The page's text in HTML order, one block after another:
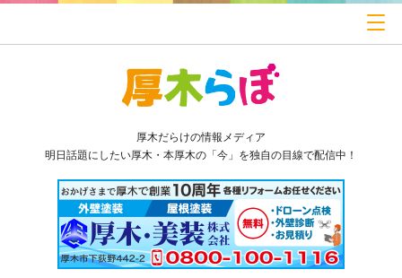
厚木だらけの情報メディア
明日話題にしたい厚木・本厚木の「今」を独自の目線で配信中！